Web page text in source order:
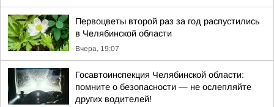
Первоцветы второй раз за год распустились
в Челябинской области
Вчера, 19:07
Госавтоинспекция Челябинской области:
помните о безопасности — не ослепляйте
других водителей!